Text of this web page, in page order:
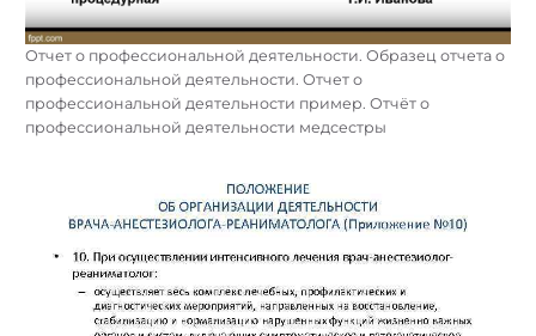
Отчет о профессиональной деятельности. Образец отчета о
профессиональной деятельности. Отчет о
профессиональной деятельности пример. Отчёт о
профессиональной деятельности медсестры